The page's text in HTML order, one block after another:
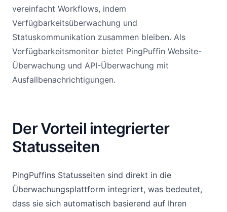
vereinfacht Workflows, indem
Verfügbarkeitsüberwachung und
Statuskommunikation zusammen bleiben. Als
Verfügbarkeitsmonitor bietet PingPuffin Website-
Überwachung und API-Überwachung mit
Ausfallbenachrichtigungen.
Der Vorteil integrierter
Statusseiten
PingPuffins Statusseiten sind direkt in die
Überwachungsplattform integriert, was bedeutet,
dass sie sich automatisch basierend auf Ihren